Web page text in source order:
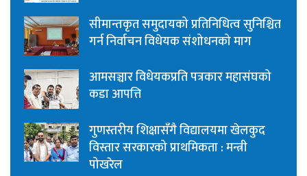
सीमान्तकृत समुदायको प्रतिनिधित्व सुनिश्चित
गर्न निर्वाचन विधेयक संशोधनको माग
आमसञ्चार विधेयकप्रति पत्रकार महासंघको
कडा आपत्ति
गुणस्तरीय शिक्षासँगै विद्यालयमा खेलकुद
विस्तार सरकारको प्राथमिकता : मन्त्री
पोखरेल